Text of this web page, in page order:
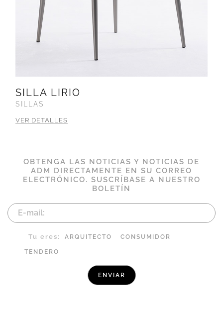
SILLA LIRIO
SILLAS
VER DETALLES
OBTENGA LAS NOTICIAS Y NOTICIAS DE
ADM DIRECTAMENTE EN SU CORREO
ELECTRÓNICO. SUSCRÍBASE A NUESTRO
BOLETÍN
Tu eres: ARQUITECTO CONSUMIDOR
TENDERO